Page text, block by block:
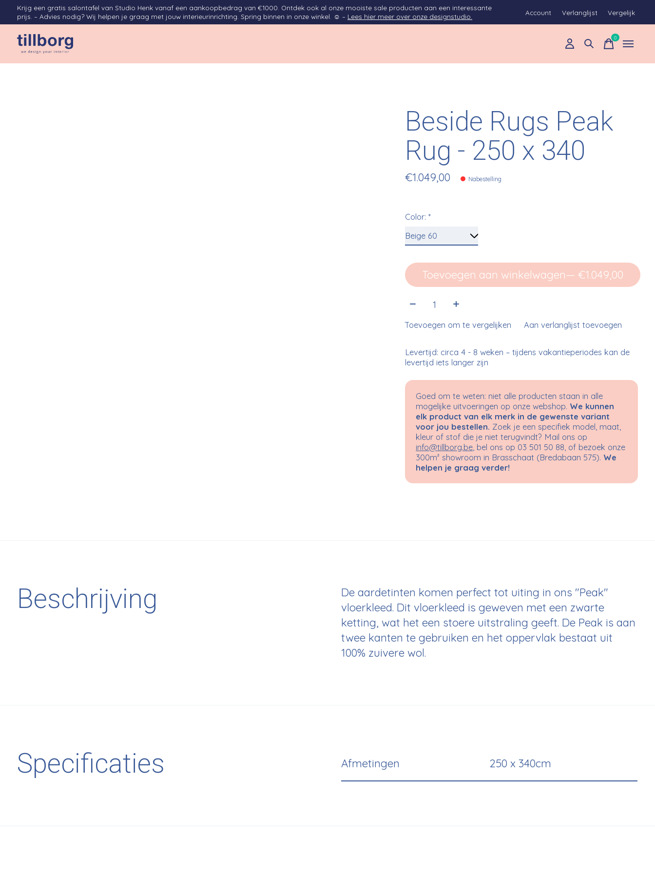
Krijg een gratis salontafel van Studio Henk vanaf een aankoopbedrag van €1000. Ontdek ook al onze mooiste sale producten aan een interessante
prijs. – Advies nodig? Wij helpen je graag met jouw interieurinrichting. Spring binnen in onze winkel. ☺ – Lees hier meer over onze designstudio. Account Verlanglijst Vergelijk
0items
Beside Rugs Peak
Rug - 250 x 340
€1.049,00 Nabestelling
Color:*
Toevoegen aan winkelwagen
— €1.049,00
Aantal:
Toevoegen om te vergelijken Aan verlanglijst toevoegen
Levertijd: circa 4 - 8 weken – tijdens vakantieperiodes kan de
levertijd iets langer zijn
Goed om te weten: niet alle producten staan in alle
mogelijke uitvoeringen op onze webshop. We kunnen
elk product van elk merk in de gewenste variant
voor jou bestellen. Zoek je een specifiek model, maat,
kleur of stof die je niet terugvindt? Mail ons op
info@tillborg.be , bel ons op 03 501 50 88, of bezoek onze
300m² showroom in Brasschaat (Bredabaan 575). We
helpen je graag verder!
Beschrijving
De aardetinten komen perfect tot uiting in ons "Peak"
vloerkleed. Dit vloerkleed is geweven met een zwarte
ketting, wat het een stoere uitstraling geeft. De Peak is aan
twee kanten te gebruiken en het oppervlak bestaat uit
100% zuivere wol.
Specificaties Afmetingen 250 x 340cm